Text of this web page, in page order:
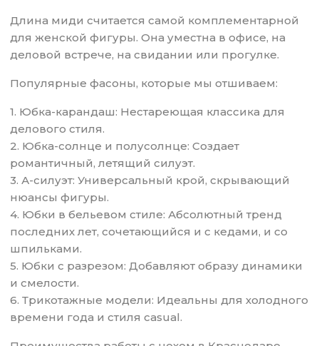
Длина миди считается самой комплементарной
для женской фигуры. Она уместна в офисе, на
деловой встрече, на свидании или прогулке.
Популярные фасоны, которые мы отшиваем:
1. Юбка-карандаш: Нестареющая классика для
делового стиля.
2. Юбка-солнце и полусолнце: Создает
романтичный, летящий силуэт.
3. А-силуэт: Универсальный крой, скрывающий
нюансы фигуры.
4. Юбки в бельевом стиле: Абсолютный тренд
последних лет, сочетающийся и с кедами, и со
шпильками.
5. Юбки с разрезом: Добавляют образу динамики
и смелости.
6. Трикотажные модели: Идеальны для холодного
времени года и стиля casual.